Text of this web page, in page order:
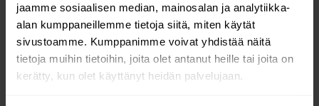
jaamme sosiaalisen median, mainosalan ja analytiikka-
alan kumppaneillemme tietoja siitä, miten käytät
sivustoamme. Kumppanimme voivat yhdistää näitä
tietoja muihin tietoihin, joita olet antanut heille tai joita on
kerätty, kun olet käyttänyt heidän palvelujaan.